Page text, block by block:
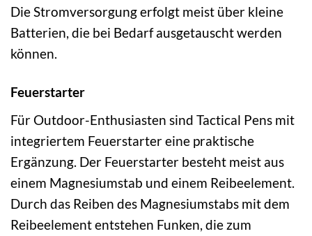
Die Stromversorgung erfolgt meist über kleine
Batterien, die bei Bedarf ausgetauscht werden
können.
Feuerstarter
Für Outdoor-Enthusiasten sind Tactical Pens mit
integriertem Feuerstarter eine praktische
Ergänzung. Der Feuerstarter besteht meist aus
einem Magnesiumstab und einem Reibeelement.
Durch das Reiben des Magnesiumstabs mit dem
Reibeelement entstehen Funken, die zum